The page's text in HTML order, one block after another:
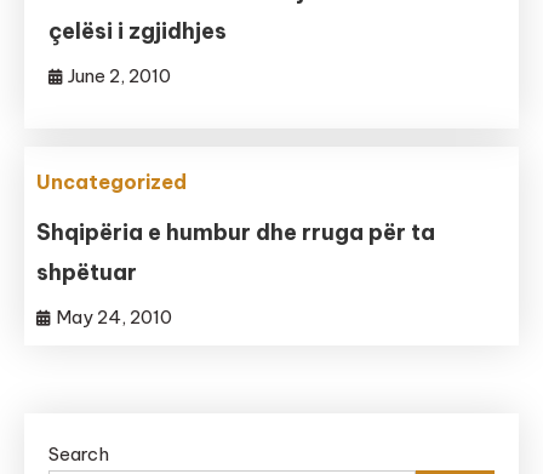
çelësi i zgjidhjes
June 2, 2010
Uncategorized
Shqipëria e humbur dhe rruga për ta
shpëtuar
May 24, 2010
Search